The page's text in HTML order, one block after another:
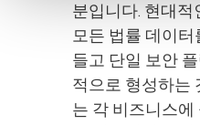
분입니다. 현대적
모든 법률 데이
들고 단일 보안
적으로 형성하는
는 각 비즈니스